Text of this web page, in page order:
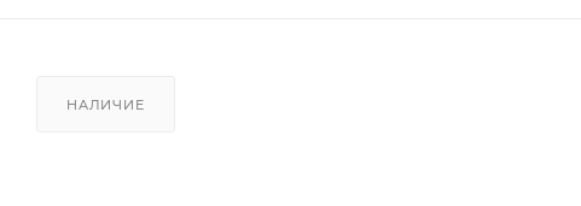
НАЛИЧИЕ